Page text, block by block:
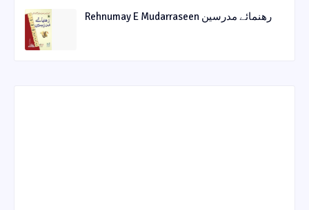
Rehnumay E Mudarraseen رهنمائے مدرسین